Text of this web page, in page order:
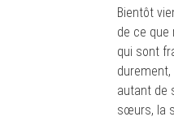
Bientôt
de ce
qui sont
durement,
autant de
sœurs, la